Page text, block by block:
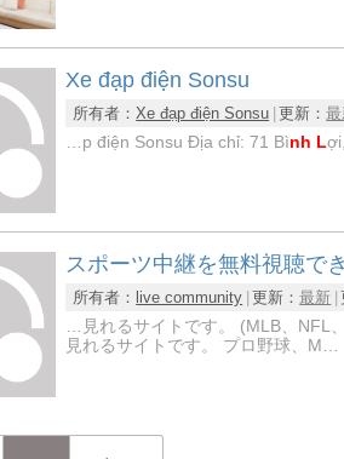
Xe đạp điện Sonsu
所有者：Xe đạp điện Sonsu 更新：最
…p điện Sonsu Địa chỉ: 71 Bình L
スポーツ中継を無料視聴で
所有者： live community 更新：最新
…見れるサイトです。 (MLB、NFL、
見れるサイトです。 プロ野球、M…